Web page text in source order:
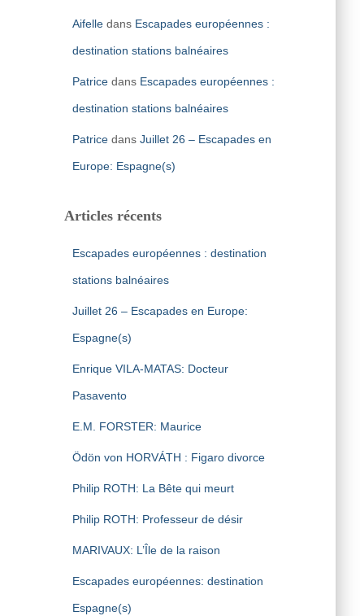
Aifelledans Escapades européennes :
destination stations balnéaires
Patricedans Escapades européennes :
destination stations balnéaires
Patricedans Juillet 26 – Escapades en
Europe: Espagne(s)
Articles récents
Escapades européennes : destination
stations balnéaires
Juillet 26 – Escapades en Europe:
Espagne(s)
Enrique VILA-MATAS: Docteur
Pasavento
E.M. FORSTER: Maurice
Ödön von HORVÁTH : Figaro divorce
Philip ROTH: La Bête qui meurt
Philip ROTH: Professeur de désir
MARIVAUX: L’Île de la raison
Escapades européennes: destination
Espagne(s)